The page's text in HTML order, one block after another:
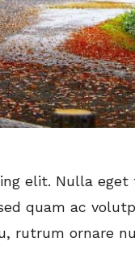
elit. Nulla
quam ac
rutrum ornare